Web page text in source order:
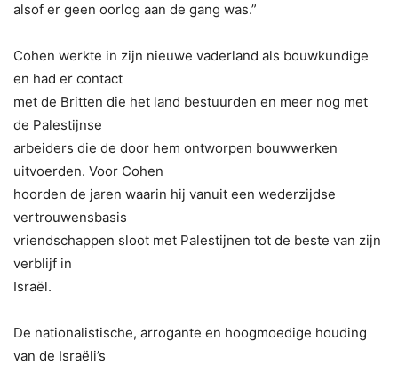
alsof er geen oorlog aan de gang was.”
Cohen werkte in zijn nieuwe vaderland als bouwkundige
en had er contact
met de Britten die het land bestuurden en meer nog met
de Palestijnse
arbeiders die de door hem ontworpen bouwwerken
uitvoerden. Voor Cohen
hoorden de jaren waarin hij vanuit een wederzijdse
vertrouwensbasis
vriendschappen sloot met Palestijnen tot de beste van zijn
verblijf in
Israël.
De nationalistische, arrogante en hoogmoedige houding
van de Israëli’s